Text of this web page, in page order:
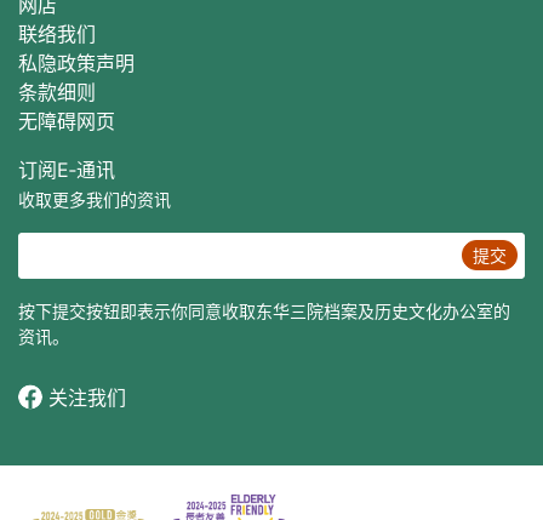
联络我们
私隐政策声明
条款细则
无障碍网页
订阅E‐通讯
收取更多我们的资讯
提交
按下提交按钮即表示你同意收取东华三院档案及历史文化办公室的
资讯。
关注我们